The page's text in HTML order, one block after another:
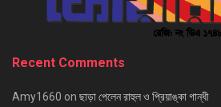
Recent Comments
Amy1660 on ছাড়া পেলেন রাহুল ও প্রিয়াঙ্কা গান্ধী